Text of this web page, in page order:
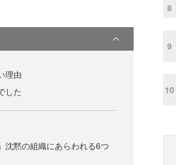
理由
した
沈黙の組織にあらわれる6つ
8
9
10